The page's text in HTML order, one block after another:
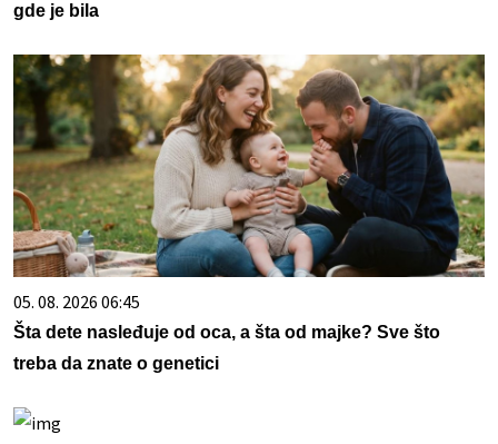
gde je bila
05. 08. 2026 06:45
Šta dete nasleđuje od oca, a šta od majke? Sve što
treba da znate o genetici